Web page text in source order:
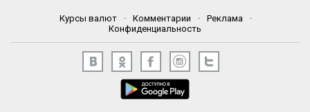
Курсы валют · Комментарии · Реклама
·
Конфиденциальность